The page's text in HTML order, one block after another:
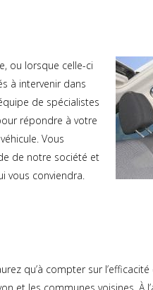
ou lorsque celle-ci
à intervenir dans
de spécialistes
répondre à votre
Vous
de notre société et
vous conviendra.
qu’à compter sur